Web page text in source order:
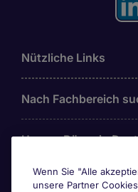
Nützliche Links
Nach Fachbereich
Unsere Büros in
Über Michael Page
Wenn Sie "Alle
unsere Partner